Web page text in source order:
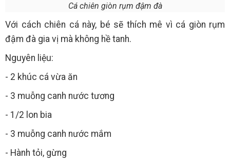
Cá chiên giòn rụm đậm đà
Với cách chiên cá này, bé sẽ thích mê vì cá giòn rụm
đậm đà gia vị mà không hề tanh.
Nguyên liệu:
- 2 khúc cá vừa ăn
- 3 muỗng canh nước tương
- 1/2 lon bia
- 3 muỗng canh nước mắm
- Hành tỏi, gừng